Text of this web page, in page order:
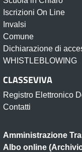
Iscrizioni On Line
Invalsi
Comune
Dichiarazione di
WHISTLEBLOWING
CLASSEVIVA
Registro Elettronico
Contatti
Amministrazione
Albo online